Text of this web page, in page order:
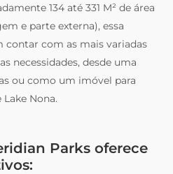
134 até 331 M² de área
e parte externa), essa
contar com as mais variadas
necessidades, desde uma
ou como um imóvel para
Nona.
Parks oferece